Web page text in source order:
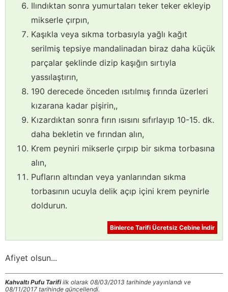
Ilındıktan sonra yumurtaları teker teker ekleyip
mikserle çırpın,
Kaşıkla veya sıkma torbasıyla yağlı kağıt
serilmiş tepsiye mandalinadan biraz daha küçük
parçalar şeklinde dizip kaşığın sırtıyla
yassılaştırın,
190 derecede önceden ısıtılmış fırında üzerleri
kızarana kadar pişirin,,
Kızardıktan sonra fırın ısısını sıfırlayıp 10-15. dk.
daha bekletin ve fırından alın,
Krem peyniri mikserle çırpıp bir sıkma torbasına
alın,
Pufların altından veya yanlarından sıkma
torbasının ucuyla delik açıp içini krem peynirle
doldurun.
Binlerce Tarifi Ücretsiz Cebine İndir
Afiyet olsun...
Kahvaltı Pufu Tarifiilk olarak 08/03/2013 tarihinde yayınlandı ve
08/11/2017 tarihinde güncellendi.